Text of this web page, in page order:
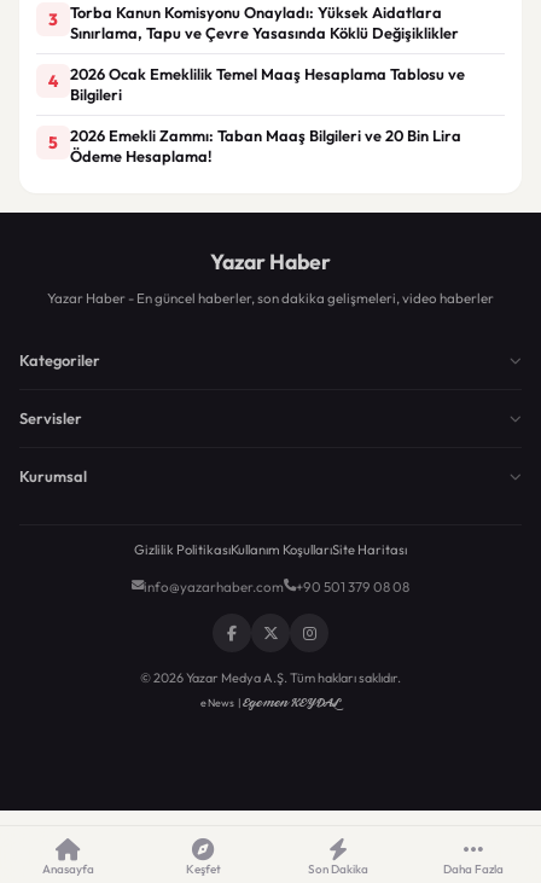
3
Torba Kanun Komisyonu Onayladı: Yüksek Aidatlara
Sınırlama, Tapu ve Çevre Yasasında Köklü Değişiklikler
4
2026 Ocak Emeklilik Temel Maaş Hesaplama Tablosu ve
Bilgileri
5
2026 Emekli Zammı: Taban Maaş Bilgileri ve 20 Bin Lira
Ödeme Hesaplama!
Yazar Haber
Yazar Haber - En güncel haberler, son dakika gelişmeleri, video haberler
Kategoriler
Servisler
Kurumsal
Gizlilik PolitikasıKullanım KoşullarıSite Haritası
info@yazarhaber.com +90 501 379 08 08
© 2026 Yazar Medya A.Ş. Tüm hakları saklıdır.
eNews |Egemen KEYDAL
Anasayfa Keşfet Son Dakika Daha Fazla